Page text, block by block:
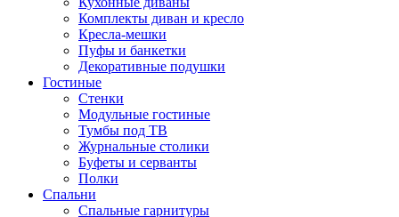
Комплекты диван и кресло
Кресла-мешки
Пуфы и банкетки
Декоративные подушки
Гостиные
Стенки
Модульные гостиные
Тумбы под ТВ
Журнальные столики
Буфеты и серванты
Полки
Спальни
Спальные гарнитуры